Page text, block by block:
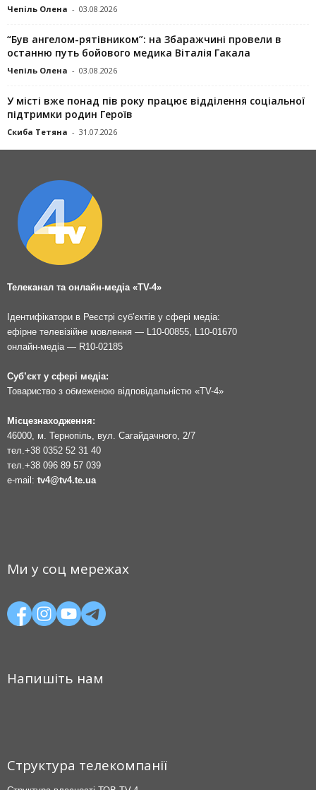
Чепіль Олена - 03.08.2026
“Був ангелом-рятівником”: на Збаражчині провели в
останню путь бойового медика Віталія Гакала
Чепіль Олена - 03.08.2026
У місті вже понад пів року працює відділення соціальної
підтримки родин Героїв
Скиба Тетяна - 31.07.2026
Телеканал та онлайн-медіа «TV-4»
Ідентифікатори в Реєстрі суб’єктів у сфері медіа:
ефірне телевізійне мовлення — L10-00855, L10-01670
онлайн-медіа — R10-02185
Суб’єкт у сфері медіа:
Товариство з обмеженою відповідальністю «TV-4»
Місцезнаходження:
46000, м. Тернопіль, вул. Сагайдачного, 2/7
тел.+38 0352 52 31 40
тел.+38 096 89 57 039
e-mail: tv4@tv4.te.ua
Ми у соц мережах
Напишіть нам
Структура телекомпанії